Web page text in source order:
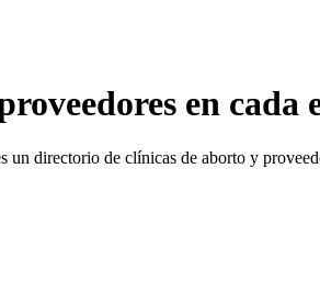
en cada
un directorio de clínicas de aborto y